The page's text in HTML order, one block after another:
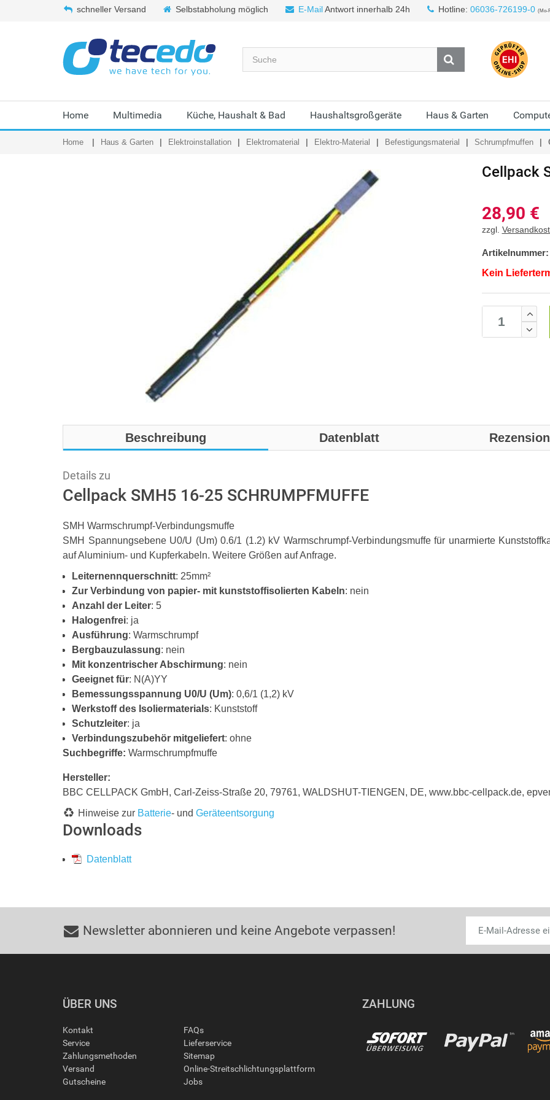
schneller Versand Selbstabholung möglich E-MailAntwort innerhalb 24h Hotline: 06036-726199-0 (Mo-
Home Multimedia Küche, Haushalt & Bad Haushaltsgroßgeräte Haus & Garten
Home Haus & Garten Elektroinstallation Elektromaterial Elektro-Material Befestigungsmaterial Schrumpfmuffen
Cellpack
28,90 €
zzgl.
Artikelnummer:
Kein
Beschreibung Datenblatt
Details zu
Cellpack SMH5 16-25 SCHRUMPFMUFFE
SMH Warmschrumpf-Verbindungsmuffe
SMH Spannungsebene U0/U (Um) 0.6/1 (1.2) kV Warmschrumpf-Verbindungsmuffe für unarmierte
auf Aluminium- und Kupferkabeln. Weitere Größen auf Anfrage.
Leiternennquerschnitt: 25mm²
Zur Verbindung von papier- mit kunststoffisolierten Kabeln: nein
Anzahl der Leiter: 5
Halogenfrei: ja
Ausführung: Warmschrumpf
Bergbauzulassung: nein
Mit konzentrischer Abschirmung: nein
Geeignet für: N(A)YY
Bemessungsspannung U0/U (Um): 0,6/1 (1,2) kV
Werkstoff des Isoliermaterials: Kunststoff
Schutzleiter: ja
Verbindungszubehör mitgeliefert: ohne
Suchbegriffe: Warmschrumpfmuffe
Hersteller:
BBC CELLPACK GmbH, Carl-Zeiss-Straße 20, 79761, WALDSHUT-TIENGEN, DE, www.bbc-cellpack.de,
Hinweise zur Batterie- und Geräteentsorgung
Downloads
Datenblatt
Newsletter abonnieren und keine Angebote verpassen!
ÜBER UNS
Kontakt
Service
Zahlungsmethoden
Versand
Gutscheine
FAQs
Lieferservice
Sitemap
Online-Streitschlichtungsplattform
Jobs
ZAHLUNG